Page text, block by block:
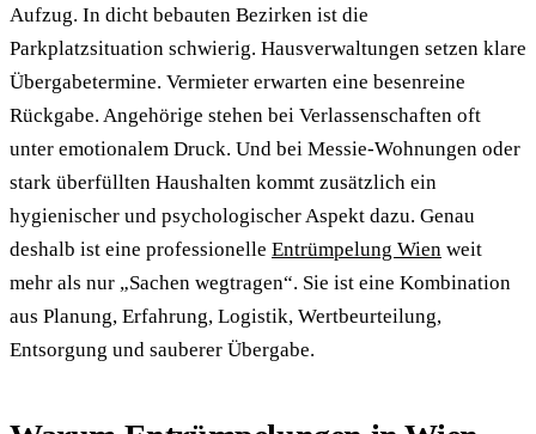
Aufzug. In dicht bebauten Bezirken ist die
Parkplatzsituation schwierig. Hausverwaltungen setzen klare
Übergabetermine. Vermieter erwarten eine besenreine
Rückgabe. Angehörige stehen bei Verlassenschaften oft
unter emotionalem Druck. Und bei Messie-Wohnungen oder
stark überfüllten Haushalten kommt zusätzlich ein
hygienischer und psychologischer Aspekt dazu. Genau
deshalb ist eine professionelle Entrümpelung Wien weit
mehr als nur „Sachen wegtragen“. Sie ist eine Kombination
aus Planung, Erfahrung, Logistik, Wertbeurteilung,
Entsorgung und sauberer Übergabe.